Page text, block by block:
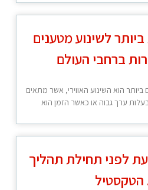
לשינוע מטענים
ברחבי העולם
הוא השינוע האווירי, אשר מתאים
ערך גבוה או כאשר הזמן הוא
לפני תחילת תהליך
הטקסטיל